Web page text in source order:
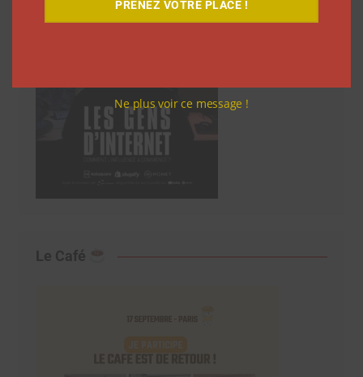
Le Café
PRENEZ VOTRE PLACE !
Ne plus voir ce message !